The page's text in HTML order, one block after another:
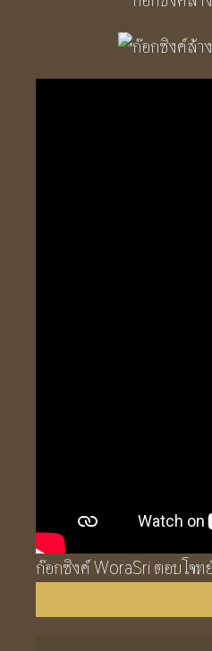
ก๊อกซิงค์ WoraSri ตอบโจ